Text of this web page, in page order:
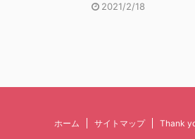
2021/2/18
ホーム サイトマップ Thank